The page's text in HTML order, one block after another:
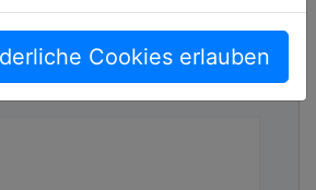
Cookies erlauben